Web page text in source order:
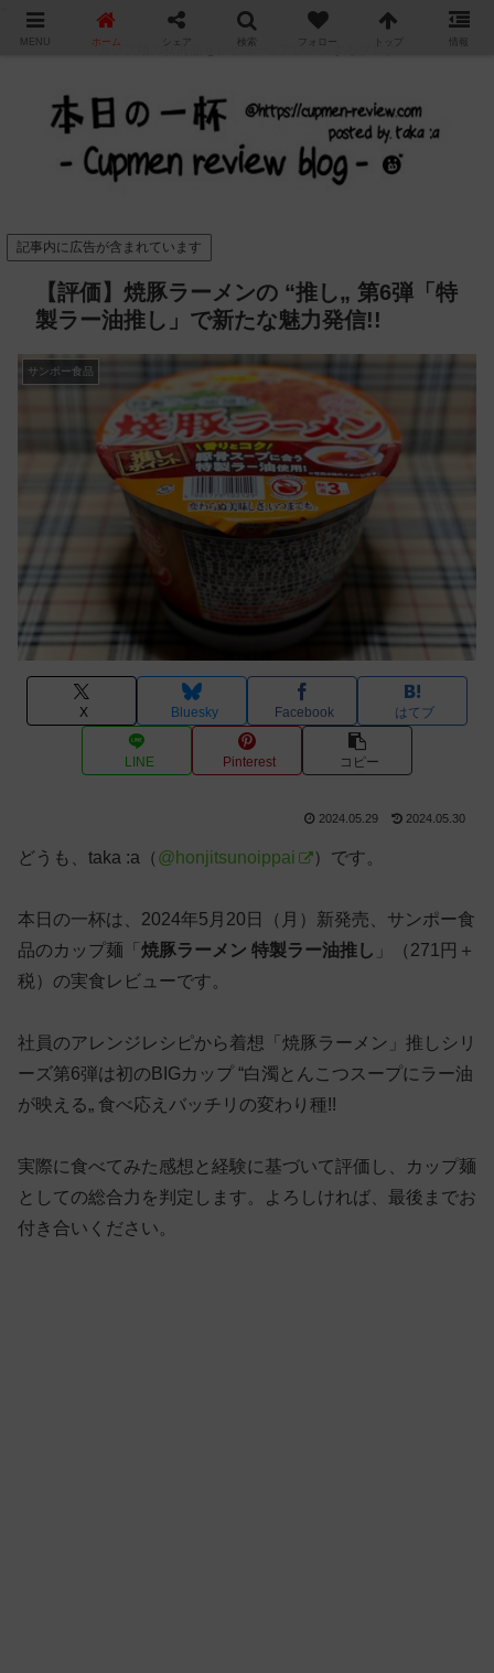
カップ麺の新商品をレビュー / アレンジするブログ
記事内に広告が含まれています
【評価】焼豚ラーメンの “推し„ 第6弾「特
製ラー油推し」で新たな魅力発信!!
サンポー食品
X Bluesky Facebook はてブ
LINE Pinterest コピー
2024.05.29 2024.05.30
どうも、taka :a（ @honjitsunoippai ）です。
本日の一杯は、2024年5月20日（月）新発売、サンポー食
品のカップ麺「 焼豚ラーメン 特製ラー油推し 」（271円＋
税）の実食レビューです。
社員のアレンジレシピから着想「焼豚ラーメン」推しシリ
ーズ第6弾は初のBIGカップ “白濁とんこつスープにラー油
が映える„ 食べ応えバッチリの変わり種!!
実際に食べてみた感想と経験に基づいて評価し、カップ麺
としての総合力を判定します。よろしければ、最後までお
付き合いください。
MENU ホーム シェア 検索 フォロー トップ 情報